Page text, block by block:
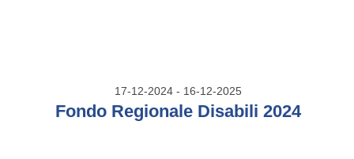
17-12-2024 - 16-12-2025
Fondo Regionale Disabili 2024